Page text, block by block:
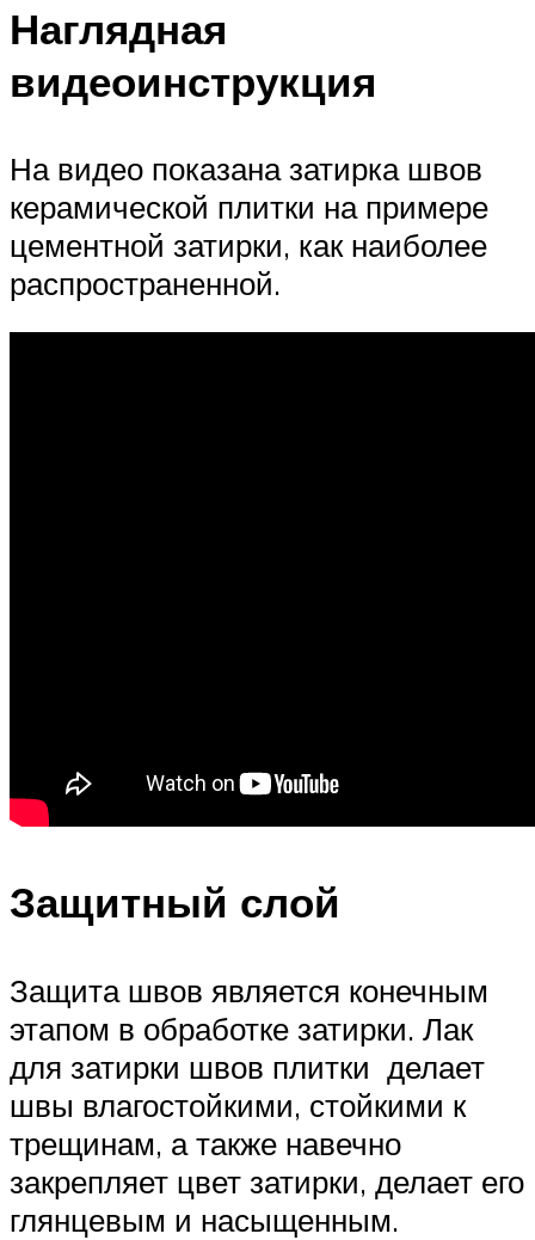
Наглядная
видеоинструкция
На видео показана затирка швов
керамической плитки на примере
цементной затирки, как наиболее
распространенной.
Защитный слой
Защита швов является конечным
этапом в обработке затирки. Лак
для затирки швов плитки делает
швы влагостойкими, стойкими к
трещинам, а также навечно
закрепляет цвет затирки, делает его
глянцевым и насыщенным.